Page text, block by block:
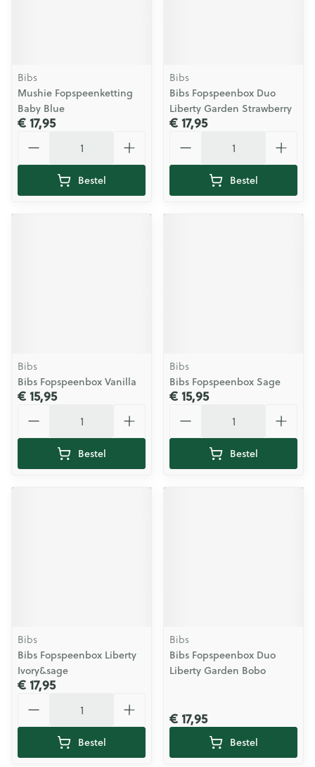
Bibs
Mushie Fopspeenketting
Baby Blue
€ 17,95
Bestel
Bibs
Bibs Fopspeenbox Duo
Liberty Garden Strawberry
€ 17,95
Bestel
Bibs
Bibs Fopspeenbox Vanilla
€ 15,95
Bestel
Bibs
Bibs Fopspeenbox Sage
€ 15,95
Bestel
Bibs
Bibs Fopspeenbox Liberty
Ivory&sage
€ 17,95
Bestel
Bibs
Bibs Fopspeenbox Duo
Liberty Garden Bobo
€ 17,95
Bestel